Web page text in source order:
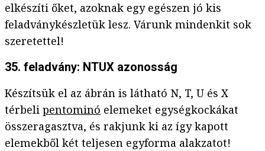
elkészíti őket, azoknak egy egészen jó kis
feladványkészletük lesz. Várunk mindenkit sok
szeretettel!
35. feladvány: NTUX azonosság
Készítsük el az ábrán is látható N, T, U és X
térbeli pentominó elemeket egységkockákat
összeragasztva, és rakjunk ki az így kapott
elemekből két teljesen egyforma alakzatot!